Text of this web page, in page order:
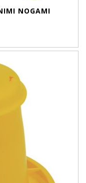
NOGAMI